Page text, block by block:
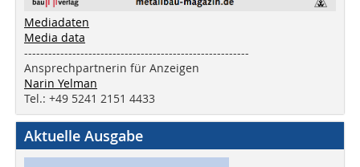
Mediadaten
Media data
--------------------------------------------------------
Ansprechpartnerin für Anzeigen
Narin Yelman
Tel.: +49 5241 2151 4433
Aktuelle Ausgabe